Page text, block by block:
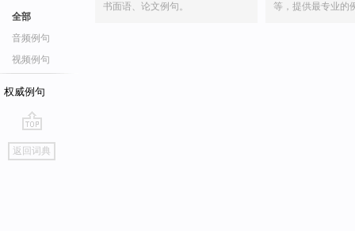
全部
音频例句
视频例句
权威例句
go
top
返回词典
书面语、论文例句。
等，提供最专业的